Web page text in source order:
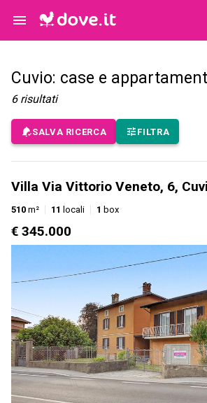
Cuvio: case e
6 risultati
SALVA RICERCA FILTRA
Villa Via Vittorio Veneto, 6,
510 m² 11 locali 1 box
€ 345.000